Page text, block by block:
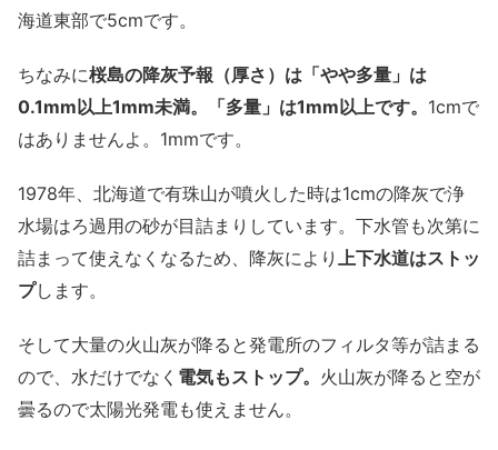
海道東部で5cmです。
ちなみに桜島の降灰予報（厚さ）は「やや多量」は
0.1mm以上1mm未満。「多量」は1mm以上です。 1cmで
はありませんよ。1mmです。
1978年、北海道で有珠山が噴火した時は1cmの降灰で浄
水場はろ過用の砂が目詰まりしています。下水管も次第に
詰まって使えなくなるため、降灰により 上下水道はストッ
プします。
そして大量の火山灰が降ると発電所のフィルタ等が詰まる
ので、水だけでなく 電気もストップ。 火山灰が降ると空が
曇るので太陽光発電も使えません。